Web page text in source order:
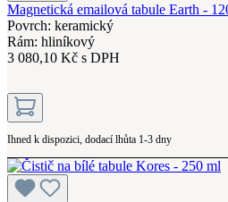
Magnetická emailová tabule Earth -
Povrch: keramický
Rám: hliníkový
3 080,10 Kč s DPH
Ihned k dispozici, dodací lhůta 1-3 dny